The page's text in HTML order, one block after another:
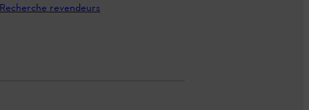
Recherche revendeurs